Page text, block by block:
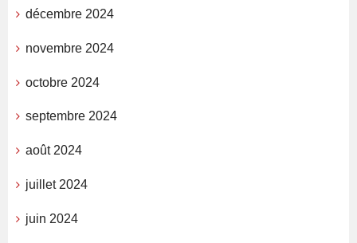
décembre 2024
novembre 2024
octobre 2024
septembre 2024
août 2024
juillet 2024
juin 2024